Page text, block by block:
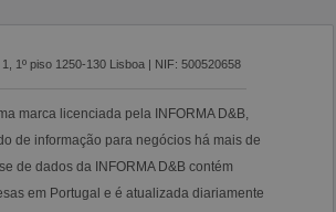
1º piso 1250-130 Lisboa | NIF: 500520658
marca licenciada pela INFORMA D&B,
de informação para negócios há mais de
de dados da INFORMA D&B contém
em Portugal e é atualizada diariamente